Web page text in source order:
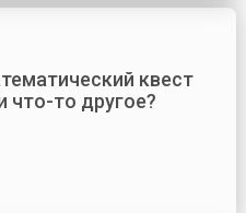
квест
что-то другое?